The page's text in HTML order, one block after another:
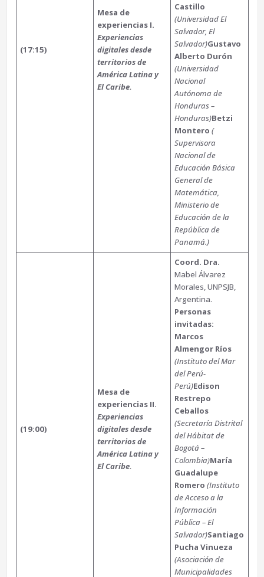
(17:15)
Mesa de
experiencias I.
Experiencias
digitales desde
territorios de
América Latina y
El Caribe.
Castillo
(Universidad El
Salvador, El
Salvador)Gustavo
Alberto Durón
(Universidad
Nacional
Autónoma de
Honduras –
Honduras)Betzi
Montero(
Supervisora
Nacional de
Educación Básica
General de
Matemática,
Ministerio de
Educación de la
República de
Panamá.)
(19:00)
Mesa de
experiencias II.
Experiencias
digitales desde
territorios de
América Latina y
El Caribe.
Coord. Dra.
Mabel Álvarez
Morales, UNPSJB,
Argentina.
Personas
invitadas:
Marcos
Almengor Ríos
(Instituto del Mar
del Perú-
Perú)Edison
Restrepo
Ceballos
(Secretaría Distrital
del Hábitat de
Bogotá–
Colombia)María
Guadalupe
Romero(Instituto
de Acceso a la
Información
Pública – El
Salvador)Santiago
Pucha Vinueza
(Asociación de
Municipalidades